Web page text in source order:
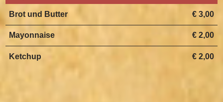
€ 3,00
Brot und Butter
€ 2,00
Mayonnaise
€ 2,00
Ketchup